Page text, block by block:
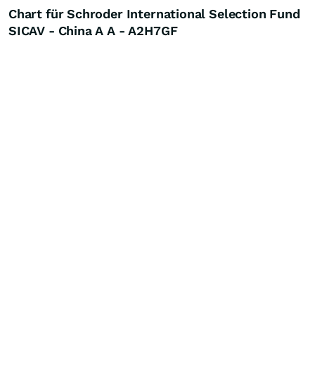
Chart für Schroder International Selection Fund
SICAV - China A A - A2H7GF